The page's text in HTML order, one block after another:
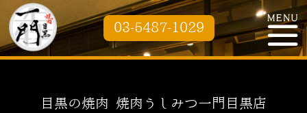
03-5487-1029
目黒の焼肉 焼肉うしみつ一門目黒店